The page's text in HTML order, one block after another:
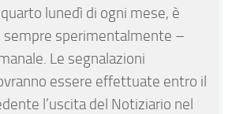
lunedì di ogni mese, è
sperimentalmente –
Le segnalazioni
essere effettuate entro il
l’uscita del Notiziario nel